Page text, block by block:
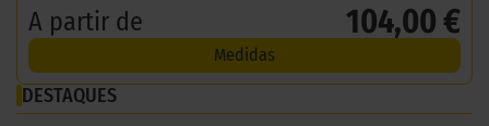
A partir de 104,00 €
Medidas
DESTAQUES